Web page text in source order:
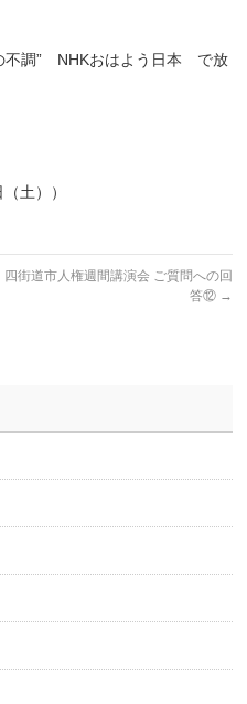
不調” NHKおはよう日本 で放
土））
四街道市人権週間講演会 ご質問への回
答⑫ →